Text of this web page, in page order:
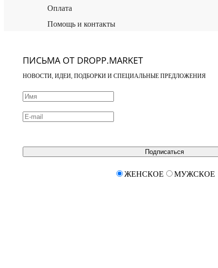
Оплата
Помощь и контакты
ПИСЬМА ОТ DROPP.MARKET
НОВОСТИ, ИДЕИ, ПОДБОРКИ И СПЕЦИАЛЬНЫЕ ПРЕДЛОЖЕНИЯ
Подписаться
ЖЕНСКОЕ МУЖСКОЕ